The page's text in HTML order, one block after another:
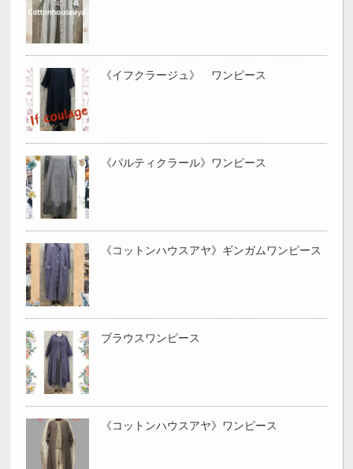
《イフクラージュ》 ワンピース
《パルティクラール》ワンピース
《コットンハウスアヤ》ギンガムワンピース
ブラウスワンピース
《コットンハウスアヤ》ワンピース